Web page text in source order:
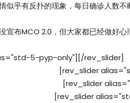
似乎有反扑的现象，每日确诊人数不
宣布MCO 2.0，但大家都已经做好
5-pyp-only"][/rev_slider]
[rev_slider
[rev_slider
[rev_slider